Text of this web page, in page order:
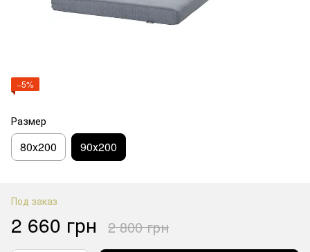
−5%
Размер
80x200 90х200
Под заказ
2 660 грн 2 800 грн